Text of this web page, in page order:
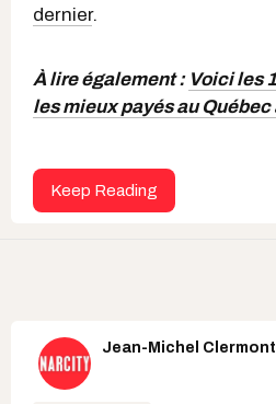
dernier.
À lire également : Voici les
les mieux payés au
Keep Reading
Jean-Michel